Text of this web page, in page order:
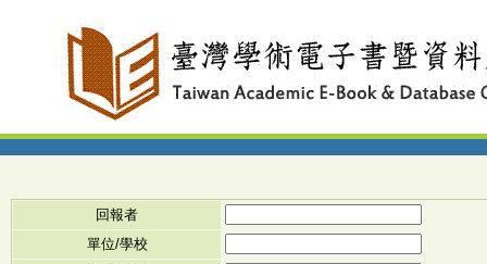
回報者
單位/學校